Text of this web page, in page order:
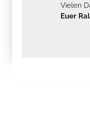
Vielen
Euer